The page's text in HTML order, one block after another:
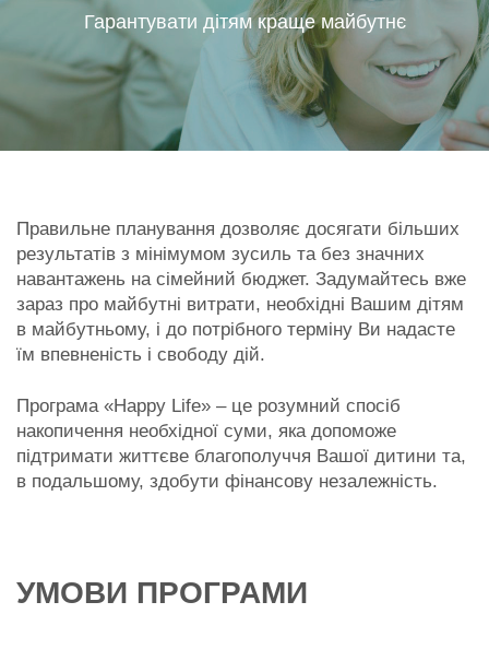
Гарантувати дітям краще майбутнє
Правильне планування дозволяє досягати більших
результатів з мінімумом зусиль та без значних
навантажень на сімейний бюджет. Задумайтесь вже
зараз про майбутні витрати, необхідні Вашим дітям
в майбутньому, і до потрібного терміну Ви надасте
їм впевненість і свободу дій.
Програма «Happy Life» – це розумний спосіб
накопичення необхідної суми, яка допоможе
підтримати життєве благополуччя Вашої дитини та,
в подальшому, здобути фінансову незалежність.
УМОВИ ПРОГРАМИ